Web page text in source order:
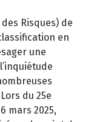
des Risques) de
en
une
du 25e
mars 2025,